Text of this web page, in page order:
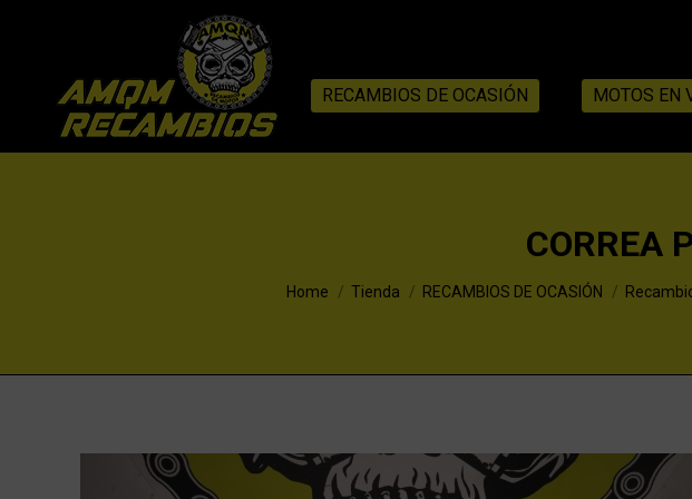
RECAMBIOS DE OCASIÓN MOTOS EN
CORREA
You are here:
Home Tienda RECAMBIOS DE OCASIÓN